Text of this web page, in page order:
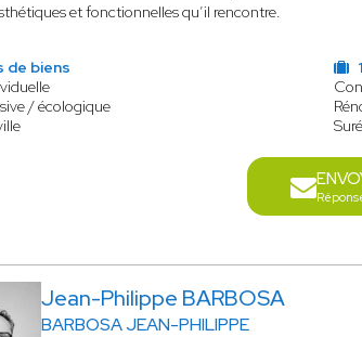
et fonctionnelles qu’il rencontre.
de biens
/ écologique
Jean-Philippe BARBOSA
BARBOSA JEAN-PHILIPPE